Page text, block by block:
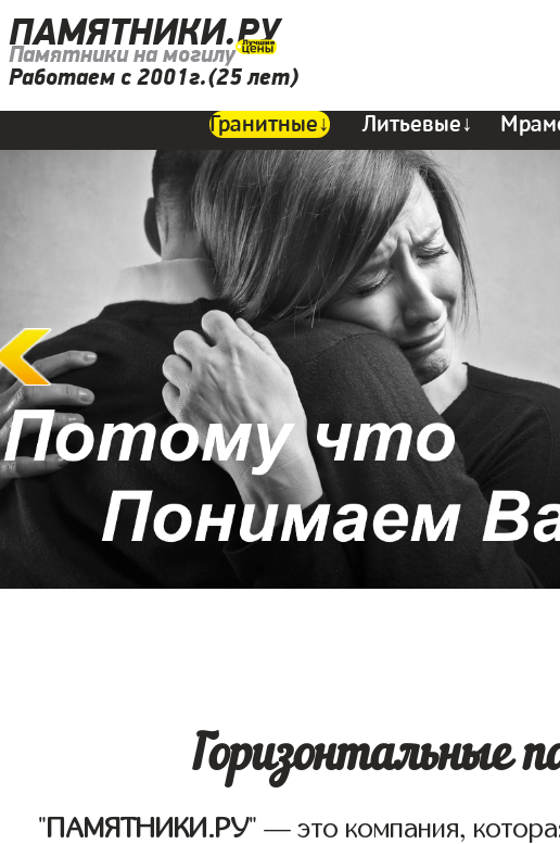
ПАМЯТНИКИ.РУ
Памятники на могилу
Работаем с 2001г.(25 лет)
Гранитные↓ Литьевые↓
Горизонтальные
"ПАМЯТНИКИ.РУ" — это компания,